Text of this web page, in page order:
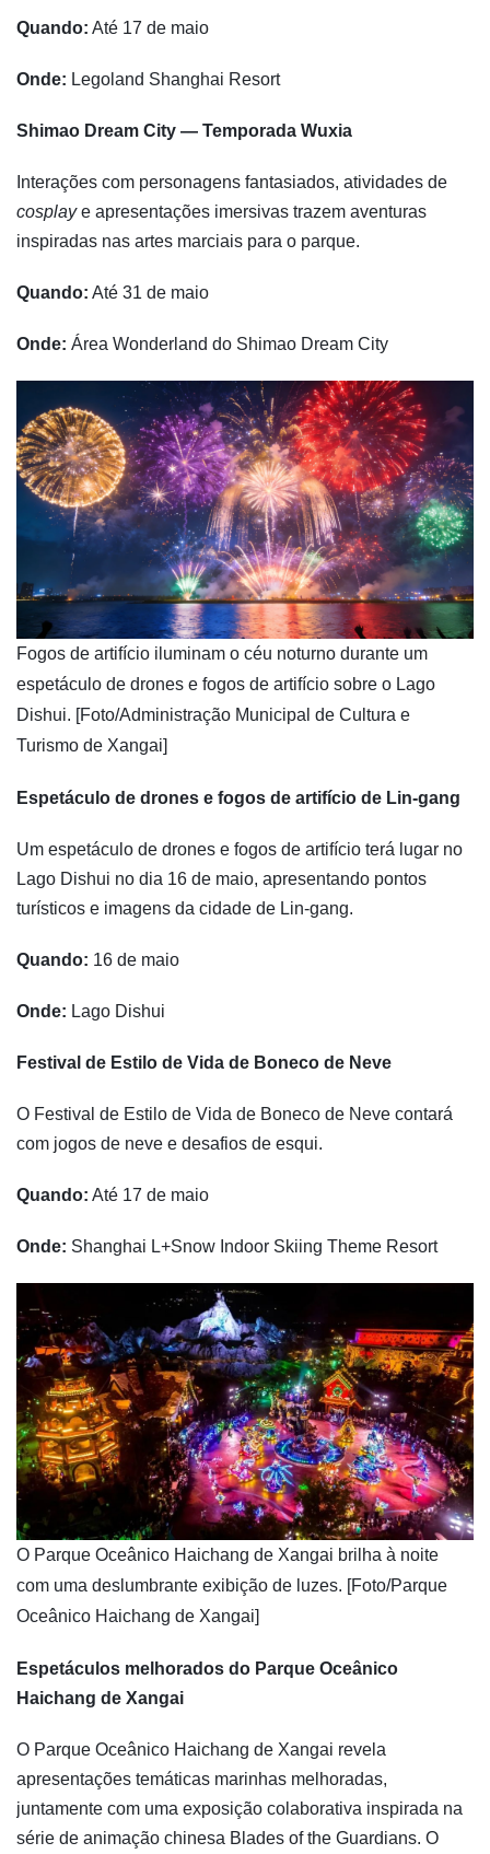
Quando: Até 17 de maio
Onde: Legoland Shanghai Resort
Shimao Dream City — Temporada Wuxia
Interações com personagens fantasiados, atividades de
cosplaye apresentações imersivas trazem aventuras
inspiradas nas artes marciais para o parque.
Quando: Até 31 de maio
Onde: Área Wonderland do Shimao Dream City
​Fogos de artifício iluminam o céu noturno durante um
espetáculo de drones e fogos de artifício sobre o Lago
Dishui. [Foto/Administração Municipal de Cultura e
Turismo de Xangai]
Espetáculo de drones e fogos de artifício de Lin-gang
Um espetáculo de drones e fogos de artifício terá lugar no
Lago Dishui no dia 16 de maio, apresentando pontos
turísticos e imagens da cidade de Lin-gang.
Quando: 16 de maio
Onde: Lago Dishui
Festival de Estilo de Vida de Boneco de Neve
O Festival de Estilo de Vida de Boneco de Neve contará
com jogos de neve e desafios de esqui.
Quando: Até 17 de maio
Onde: Shanghai L+Snow Indoor Skiing Theme Resort
​O Parque Oceânico Haichang de Xangai brilha à noite
com uma deslumbrante exibição de luzes. [Foto/Parque
Oceânico Haichang de Xangai]
Espetáculos melhorados do Parque Oceânico
Haichang de Xangai
O Parque Oceânico Haichang de Xangai revela
apresentações temáticas marinhas melhoradas,
juntamente com uma exposição colaborativa inspirada na
série de animação chinesa Blades of the Guardians. O